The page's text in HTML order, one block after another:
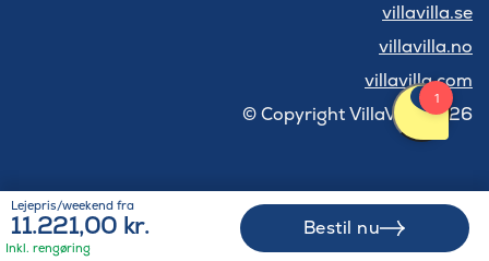
villavilla.se
villavilla.no
villavilla.com
© Copyright VillaVilla 2026
Lejepris/weekend fra
11.221,00 kr.
Inkl. rengøring
Bestil nu